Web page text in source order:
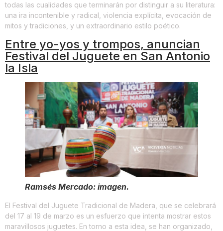
todas las cualidades que terminarán por distinguir a su literatura:
una ira incontenible y radical, violencia explícita, evocación de
mitos y tradiciones, y un extraordinario estilo poético.
Entre yo-yos y trompos, anuncian
Festival del Juguete en San Antonio
la Isla
Ramsés Mercado: imagen.
El Festival del Juguete Tradicional de Madera, que se celebrará
del 17 al 19 de marzo es un esfuerzo que intenta mostrar estos
maravillosos juguetes. En torno a esta idea, se han organizado,